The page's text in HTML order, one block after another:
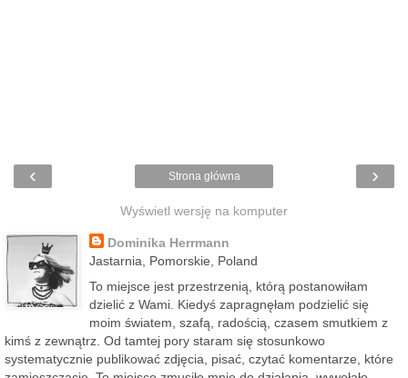
‹ ›
Strona główna
Wyświetl wersję na komputer
Dominika Herrmann
Jastarnia, Pomorskie, Poland
To miejsce jest przestrzenią, którą postanowiłam
dzielić z Wami. Kiedyś zapragnęłam podzielić się
moim światem, szafą, radością, czasem smutkiem z
kimś z zewnątrz. Od tamtej pory staram się stosunkowo
systematycznie publikować zdjęcia, pisać, czytać komentarze, które